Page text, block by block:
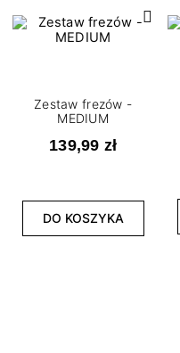
Zestaw frezów -
MEDIUM
139,99 zł
DO KOSZYKA